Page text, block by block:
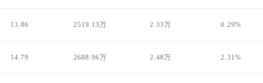
13.86 2519.13万 2.33万 0.29%
14.79 2688.96万 2.48万 2.31%